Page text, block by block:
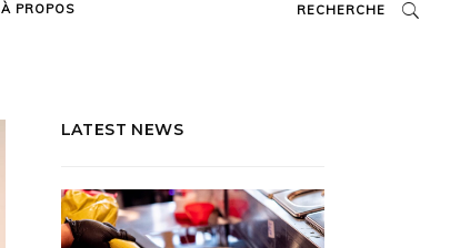
À PROPOS RECHERCHE
LATEST NEWS